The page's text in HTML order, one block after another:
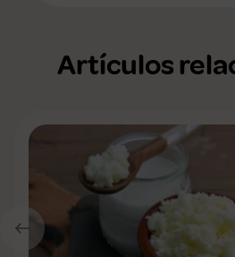
Artículos